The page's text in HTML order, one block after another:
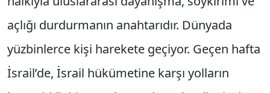
açlığı durdurmanın anahtarıdır. Dünyada
yüzbinlerce kişi harekete geçiyor. Geçen hafta
İsrail’de, İsrail hükümetine karşı yolların